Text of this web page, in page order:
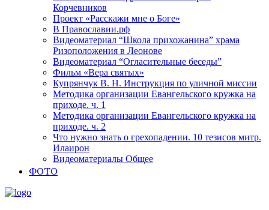
Корчевников
Проект «Расскажи мне о Боге»
В Православии.рф
Видеоматериал “Школа прихожанина” храма
Ризоположения в Леонове
Видеоматериал “Огласительные беседы”
Фильм «Вера святых»
Купрянчук В. Н. Инструкция по уличной миссии
Методика организации Евангельского кружка на
приходе. ч. 1
Методика организации Евангельского кружка на
приходе. ч. 2
Что нужно знать о грехопадении. 10 тезисов митр.
Илаирон
Видеоматериалы Общее
ФОТО